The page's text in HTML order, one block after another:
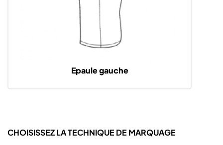
Epaule gauche
CHOISISSEZ LA TECHNIQUE DE MARQUAGE